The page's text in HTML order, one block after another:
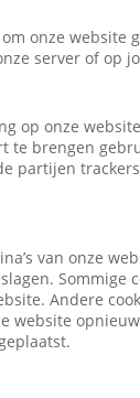
onze website
server of op
op onze
te brengen
partijen
van onze
Sommige
Andere
website